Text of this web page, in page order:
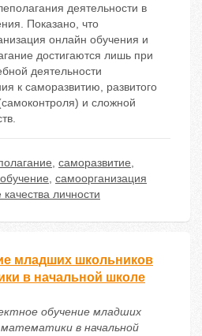
деятельности в
Показано, что
онлайн обучения и
достигаются лишь при
деятельности
к саморазвитию, развитого
и сложной
, саморазвитие,
, самоорганизация
личности
младших школьников
в начальной школе
обучение младших
в начальной